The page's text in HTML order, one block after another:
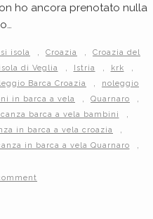
ho ancora prenotato nulla
isola , Croazia ,
Croazia del
isola di Veglia , Istria , krk ,
Barca Croazia ,
noleggio
in barca a vela , Quarnaro ,
barca a vela bambini ,
in barca a vela croazia ,
in barca a vela Quarnaro ,